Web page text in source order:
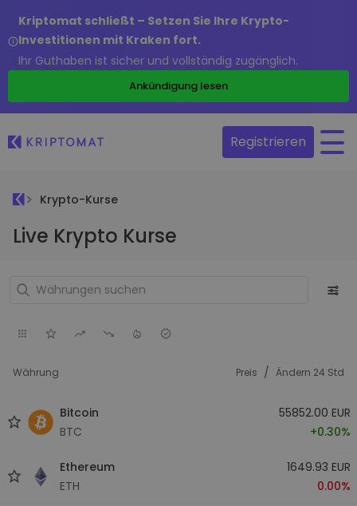
Kriptomat schließt – Setzen Sie Ihre Krypto-
Investitionen mit Kraken fort.
Ihr Guthaben ist sicher und vollständig zugänglich.
Ankündigung lesen
Registrieren
Krypto-Kurse
Live Krypto Kurse
Währung Preis / Ändern 24 Std
Bitcoin
BTC
55852.00 EUR
+0.30%
Ethereum
ETH
1649.93 EUR
0.00%